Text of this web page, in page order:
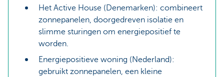
Het Active House (Denemarken): combineert
zonnepanelen, doorgedreven isolatie en
slimme sturingen om energiepositief te
worden.
Energiepositieve woning (Nederland):
gebruikt zonnepanelen, een kleine